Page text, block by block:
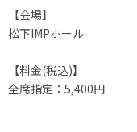
【会場】
松下IMPホール
【料金(税込)】
全席指定：5,400円